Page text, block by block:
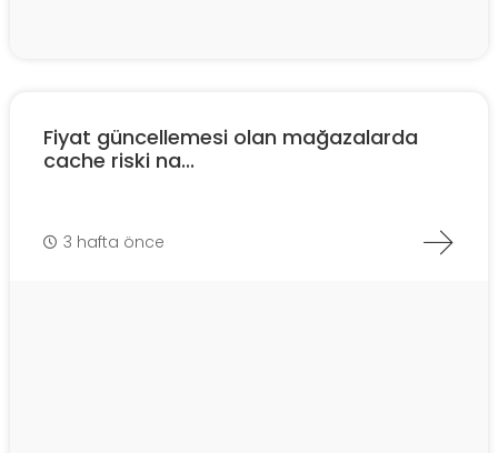
Fiyat güncellemesi olan mağazalarda
cache riski na...
3 hafta önce